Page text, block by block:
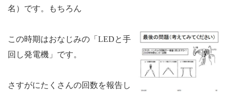
名）です。もちろん
この時期はおなじみの「 LEDと手
回し発電機」です。
さすがにたくさんの回数を報告し